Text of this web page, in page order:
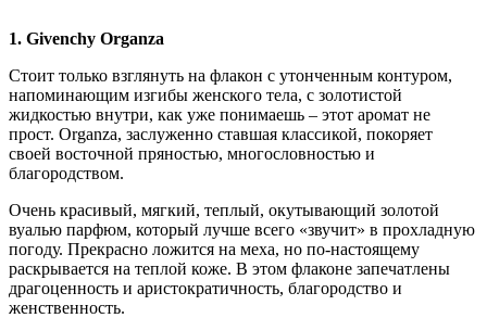
1. Givenchy Organza
Стоит только взглянуть на флакон с утонченным контуром,
напоминающим изгибы женского тела, с золотистой
жидкостью внутри, как уже понимаешь – этот аромат не
прост. Organza, заслуженно ставшая классикой, покоряет
своей восточной пряностью, многословностью и
благородством.
Очень красивый, мягкий, теплый, окутывающий золотой
вуалью парфюм, который лучше всего «звучит» в прохладную
погоду. Прекрасно ложится на меха, но по-настоящему
раскрывается на теплой коже. В этом флаконе запечатлены
драгоценность и аристократичность, благородство и
женственность.